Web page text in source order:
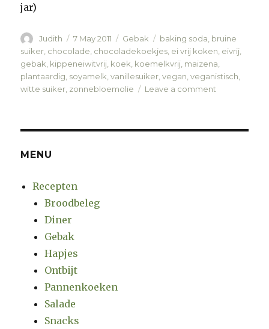
jar)
Author
Judith
Posted
on
7 May 2011 Categories
Gebak Tags
baking soda bruine
suiker chocolade chocoladekoekjes ei vrij koken eivrij
gebak kippeneiwitvrij koek koemelkvrij maizena
plantaardig soyamelk ,vanillesuiker ,vegan ,veganistisch
witte suiker zonnebloemolie Leave a comment
MENU
Recepten
Broodbeleg
Diner
Gebak
Hapjes
Ontbijt
Pannenkoeken
Salade
Snacks